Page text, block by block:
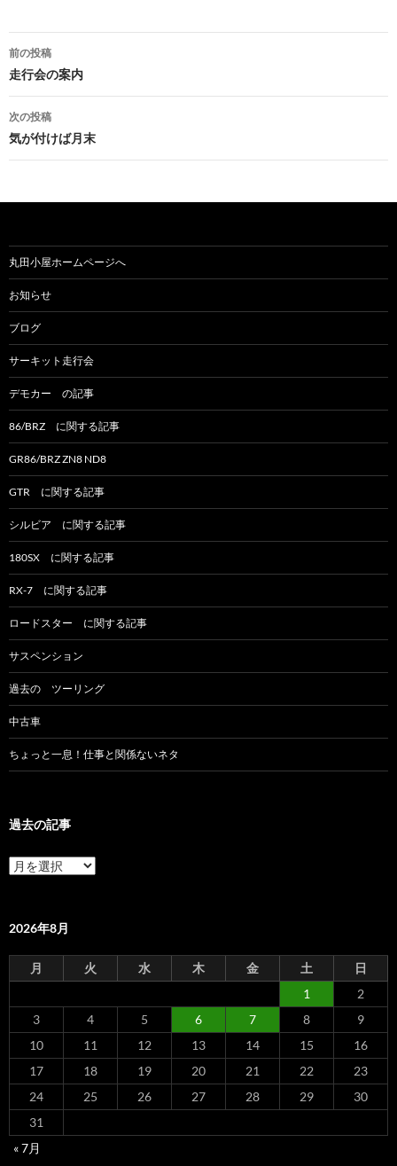
投
稿
ナ
ゲ
シ
ョ
ン
前の投稿
走行会の案内
次の投稿
気が付けば月末
丸田小屋ホームページへ
お知らせ
ブログ
サーキット走行会
デモカー の記事
86/BRZ に関する記事
GR86/BRZ ZN8 ND8
GTR に関する記事
シルビア に関する記事
180SX に関する記事
RX-7 に関する記事
ロードスター に関する記事
サスペンション
過去の ツーリング
中古車
ちょっと一息！仕事と関係ないネタ
過去の記事
過
去
事
2026年8月
月 火 水 木 金 土
日
1
2
3
4 5 6 7 8
9
10
11 12 13 14 15
16
17
18 19 20 21 22
23
24
25 26 27 28 29
30
31
« 7月